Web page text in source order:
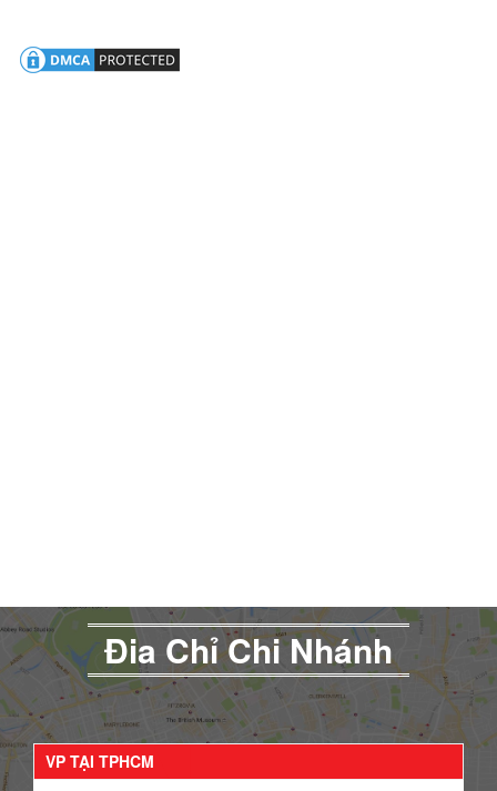
Đia Chỉ Chi Nhánh
VP TẠI TPHCM